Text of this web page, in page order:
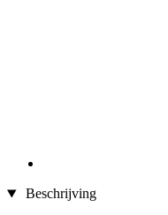
Beschrijving